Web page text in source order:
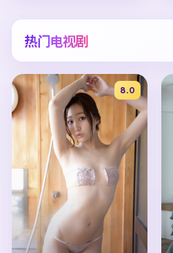
热门电视剧
8.0